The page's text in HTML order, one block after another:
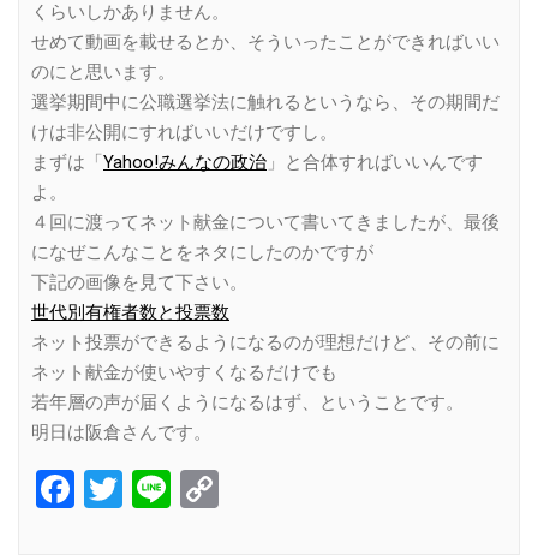
くらいしかありません。
せめて動画を載せるとか、そういったことができればいい
のにと思います。
選挙期間中に公職選挙法に触れるというなら、その期間だ
けは非公開にすればいいだけですし。
まずは「 Yahoo!みんなの政治 」と合体すればいいんです
よ。
４回に渡ってネット献金について書いてきましたが、最後
になぜこんなことをネタにしたのかですが
下記の画像を見て下さい。
世代別有権者数と投票数
ネット投票ができるようになるのが理想だけど、その前に
ネット献金が使いやすくなるだけでも
若年層の声が届くようになるはず、ということです。
明日は阪倉さんです。
Facebook
Twitter
Line